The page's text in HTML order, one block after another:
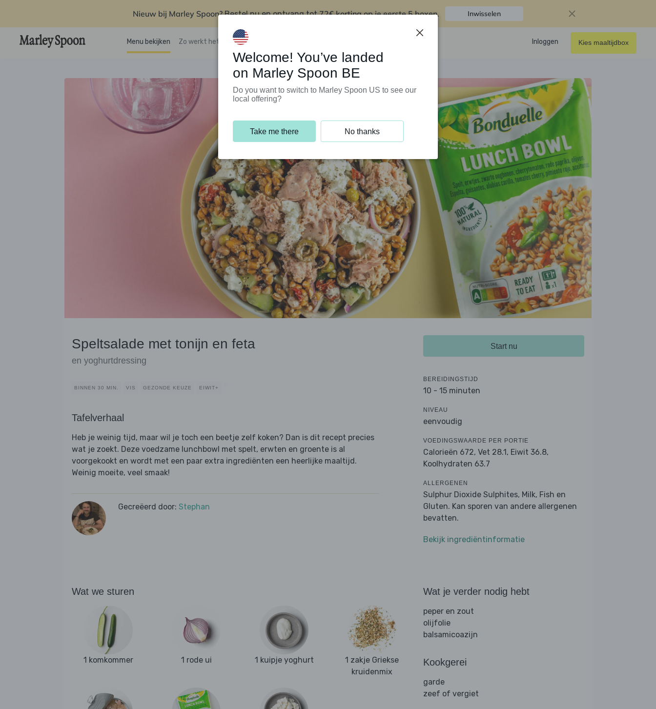
Nieuw bij Marley Spoon?Bestel nu en ontvang tot72€ korting op je eerste 5 boxen. Inwisselen
Menu bekijken Zo werkt het Klantenservice Inloggen Kies maaltijdbox
Speltsalade met tonijn en feta
en yoghurtdressing
BINNEN 30 MIN. VIS GEZONDE KEUZE EIWIT+
Tafelverhaal
Heb je weinig tijd, maar wil je toch een beetje zelf koken? Dan is dit recept precies
wat je zoekt. Deze voedzame lunchbowl met spelt, erwten en groente is al
voorgekookt en wordt met een paar extra ingrediënten een heerlijke maaltijd.
Weinig moeite, veel smaak!
Gecreëerd door: Stephan
Start nu
BEREIDINGSTIJD
10 - 15 minuten
NIVEAU
eenvoudig
VOEDINGSWAARDE PER PORTIE
Calorieën 672, Vet 28.1, Eiwit 36.8,
Koolhydraten 63.7
ALLERGENEN
Sulphur Dioxide Sulphites, Milk, Fish en
Gluten. Kan sporen van andere allergenen
bevatten.
Bekijk ingrediëntinformatie
Wat we sturen
1 komkommer 1 rode ui 1 kuipje yoghurt
1 zakje Griekse
kruidenmix
Wat je verder nodig hebt
peper en zout
olijfolie
balsamicoazijn
Kookgerei
garde
zeef of vergiet
Welcome! You’ve landed
on Marley Spoon BE
Do you want to switch to Marley Spoon US to see our
local offering?
Take me there No thanks